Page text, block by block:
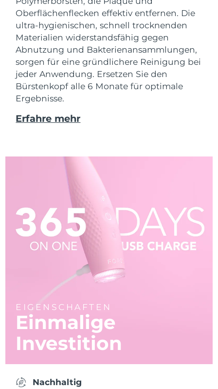
Oberflächenflecken effektiv entfernen. Die
ultra-hygienischen, schnell trocknenden
Materialien widerstandsfähig gegen
Abnutzung und Bakterienansammlungen,
sorgen für eine gründlichere Reinigung bei
jeder Anwendung. Ersetzen Sie den
Bürstenkopf alle 6 Monate für optimale
Ergebnisse.
Erfahre mehr
EIGENSCHAFTEN
Einmalige
Investition
Nachhaltig